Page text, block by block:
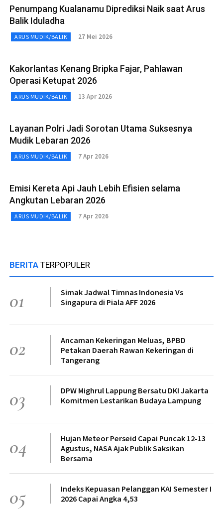
Penumpang Kualanamu Diprediksi Naik saat Arus
Balik Iduladha
ARUS MUDIK/BALIK 27 Mei 2026
Kakorlantas Kenang Bripka Fajar, Pahlawan
Operasi Ketupat 2026
ARUS MUDIK/BALIK 13 Apr 2026
Layanan Polri Jadi Sorotan Utama Suksesnya
Mudik Lebaran 2026
ARUS MUDIK/BALIK 7 Apr 2026
Emisi Kereta Api Jauh Lebih Efisien selama
Angkutan Lebaran 2026
ARUS MUDIK/BALIK 7 Apr 2026
BERITA TERPOPULER
01
Simak Jadwal Timnas Indonesia Vs
Singapura di Piala AFF 2026
02
Ancaman Kekeringan Meluas, BPBD
Petakan Daerah Rawan Kekeringan di
Tangerang
03
DPW Mighrul Lappung Bersatu DKI Jakarta
Komitmen Lestarikan Budaya Lampung
04
Hujan Meteor Perseid Capai Puncak 12-13
Agustus, NASA Ajak Publik Saksikan
Bersama
05
Indeks Kepuasan Pelanggan KAI Semester I
2026 Capai Angka 4,53